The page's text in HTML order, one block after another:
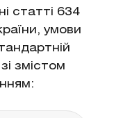
статті 634
умови
змістом